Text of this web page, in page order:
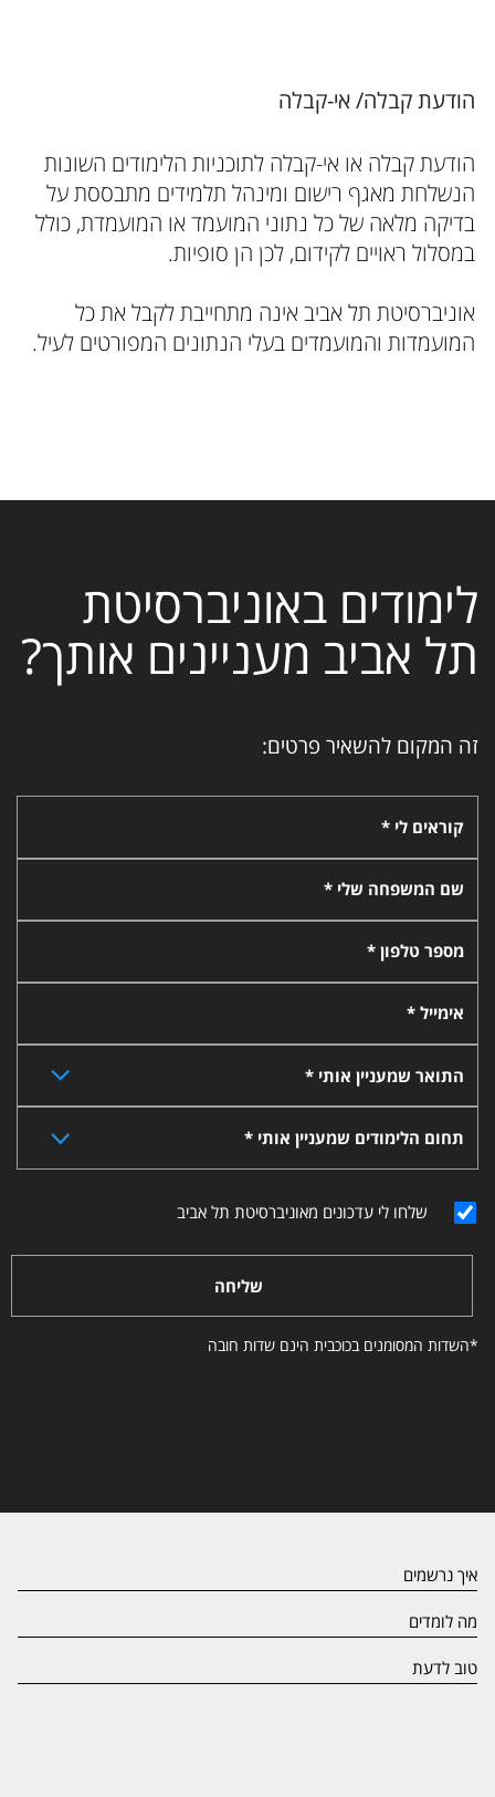
הודעת קבלה/ אי-קבלה
הודעת קבלה או אי-קבלה לתוכניות הלימודים השונות
הנשלחת מאגף רישום ומינהל תלמידים מתבססת על
בדיקה מלאה של כל נתוני המועמד או המועמדת, כולל
במסלול ראויים לקידום, לכן הן סופיות.
אוניברסיטת תל אביב אינה מתחייבת לקבל את כל
המועמדות והמועמדים בעלי הנתונים המפורטים לעיל.
לימודים באוניברסיטת
תל אביב מעניינים אותך?
זה המקום להשאיר פרטים:
קוראים לי *
שם המשפחה שלי *
מספר טלפון *
אימייל *
התואר שמעניין אותי *
תחום הלימודים שמעניין אותי *
שלחו לי עדכונים מאוניברסיטת תל אביב
שליחה
*השדות המסומנים בכוכבית הינם שדות חובה
איך נרשמים
מה לומדים
טוב לדעת